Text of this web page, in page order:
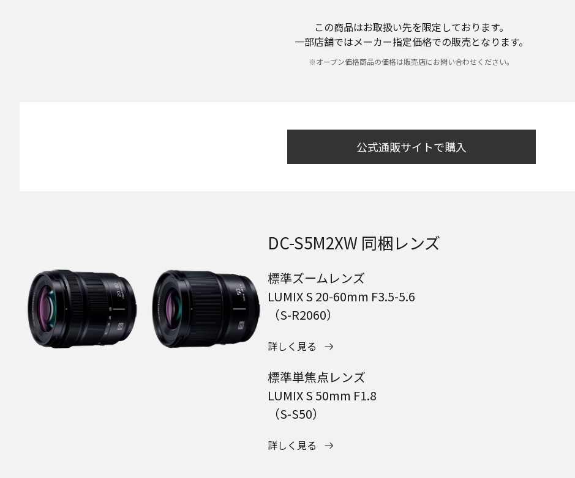
この商品はお取扱い先を限定しております。
一部店舗ではメーカー指定価格での販売となります。
※オープン価格商品の価格は販売店にお問い合わせください。
公式通販サイトで購入
DC-S5M2XW 同梱レンズ
標準ズームレンズ
LUMIX S 20-60mm F3.5-5.6
（S-R2060）
詳しく見る
標準単焦点レンズ
LUMIX S 50mm F1.8
（S-S50）
詳しく見る